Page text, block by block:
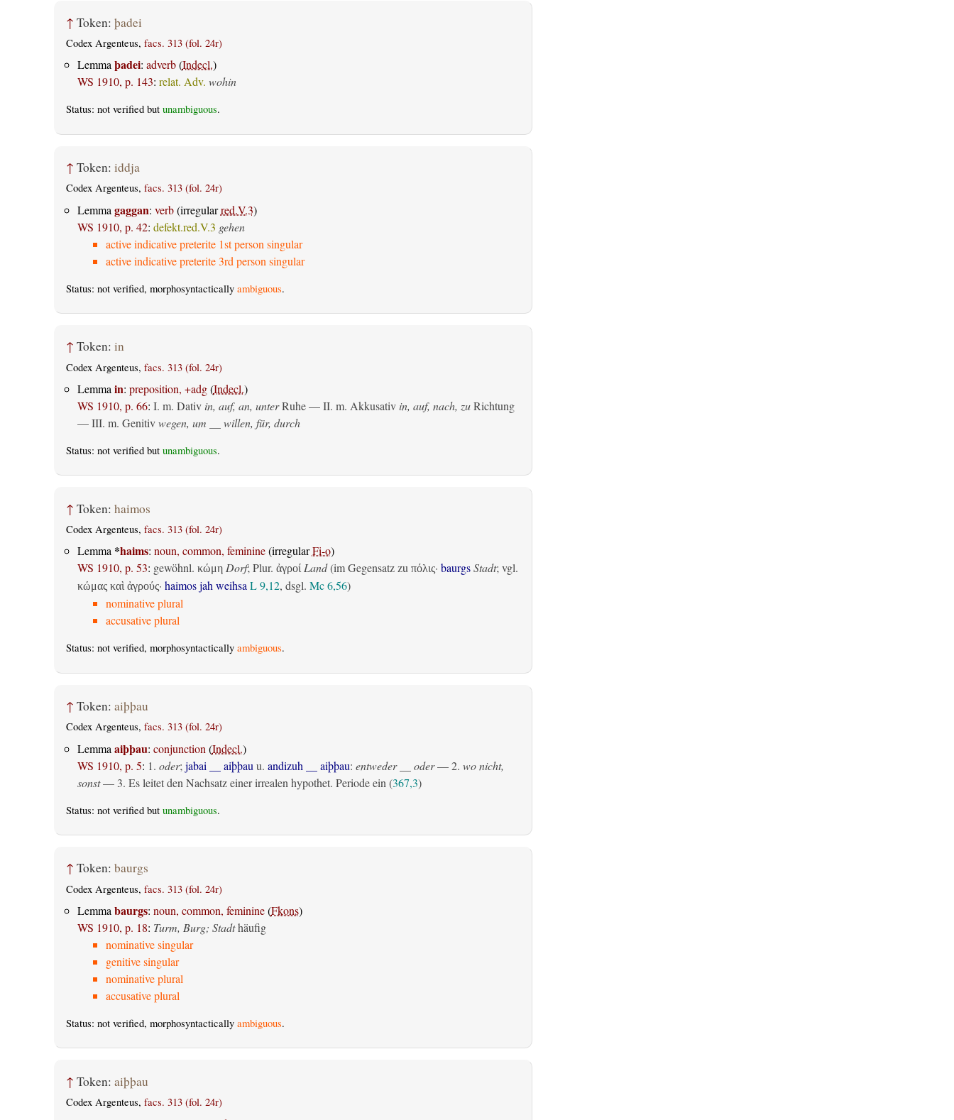
↑ Token: þadei
Codex Argenteus, facs. 313 (fol. 24r)
Lemmaþadei: adverb(Indecl.)
WS 1910, p. 143: relat. Adv. wohin
Status: not verified but unambiguous.
↑ Token: iddja
Codex Argenteus, facs. 313 (fol. 24r)
Lemma gaggan: verb(irregularred.V.3)
WS 1910, p. 42: defekt.red.V.3 gehen
active indicative preterite 1st person singular
active indicative preterite 3rd person singular
Status: not verified, morphosyntactically ambiguous.
↑ Token: in
Codex Argenteus, facs. 313 (fol. 24r)
Lemma in: preposition, +adg(Indecl.)
WS 1910, p. 66: I. m. Dativ in, auf, an, unterRuhe — II. m. Akkusativ in, auf, nach, zuRichtung
— III. m. Genitiv wegen, um __ willen, für, durch
Status: not verified but unambiguous.
↑ Token: haimos
Codex Argenteus, facs. 313 (fol. 24r)
Lemma *haims: noun, common, feminine(irregularFi-o)
WS 1910, p. 53: gewöhnl. κώμη Dorf; Plur. ἀγροί Land(im Gegensatz zu πόλις· baurgs Stadt; vgl.
κώμας καὶ ἀγρούς· haimos jah weihsa L 9,12, dsgl. Mc 6,56)
nominative plural
accusative plural
Status: not verified, morphosyntactically ambiguous.
↑ Token: aiþþau
Codex Argenteus, facs. 313 (fol. 24r)
Lemma aiþþau: conjunction (Indecl.)
WS 1910, p. 5: 1. oder; jabai __ aiþþau u. andizuh __ aiþþau: entweder __ oder— 2. wo nicht,
sonst— 3. Es leitet den Nachsatz einer irrealen hypothet. Periode ein (367,3)
Status: not verified but unambiguous.
↑ Token: baurgs
Codex Argenteus, facs. 313 (fol. 24r)
Lemma baurgs: noun, common, feminine(Fkons)
WS 1910, p. 18: Turm, Burg; Stadthäufig
nominative singular
genitive singular
nominative plural
accusative plural
Status: not verified, morphosyntactically ambiguous.
↑ Token: aiþþau
Codex Argenteus, facs. 313 (fol. 24r)